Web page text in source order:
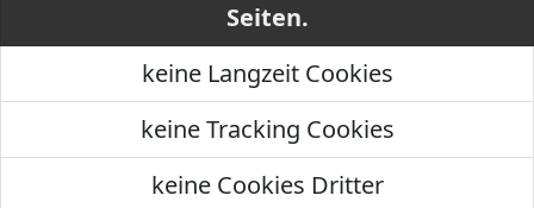
Seiten.
keine Langzeit Cookies
keine Tracking Cookies
keine Cookies Dritter